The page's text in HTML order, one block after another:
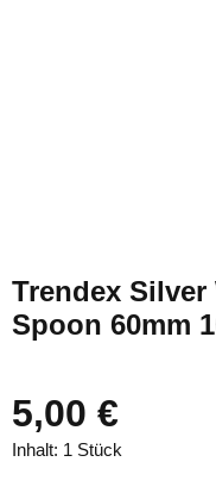
Trendex Silver
Spoon 60mm
5,00 €
Inhalt: 1 Stück